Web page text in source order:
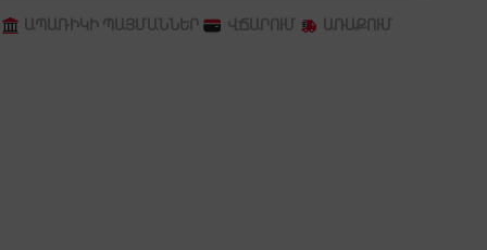
ԱՊԱՌԻԿԻ ՊԱՅՄԱՆՆԵՐ ՎՃԱՐՈՒՄ ԱՌԱՔՈՒՄ